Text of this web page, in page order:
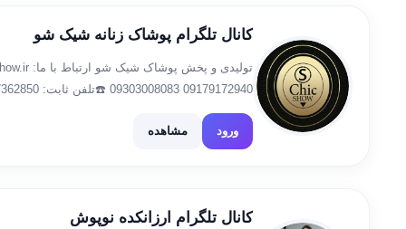
کانال تلگرام پوشاک زنانه شیک شو
ورود مشاهده
کانال تلگرام ارزانکده نوپوش